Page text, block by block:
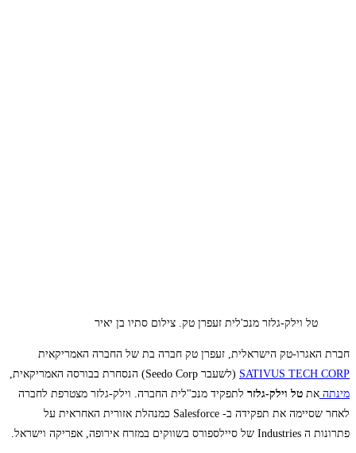
טל וילק-גלזר מנכ'לית זעפרן טק. צילום סתיו בן יאיר
חברת האגרו-טק הישראלית, זעפרן טק חברה בת של החברה האמריקאית
SATIVUS TECH CORP (לשעבר Seedo Corp) הנסחרת בבורסה האמריקאית,
מינתה את טל וילק-גלזר לתפקיד מנכ"לית החברה. וילק-גלזר מצטרפת לחברה
לאחר שסיימה את תפקידה ב- Salesforce כמנהלת אזורית האחראית על
פתרונות ה Industries של סיילספורס בשווקים במזרח אירופה, אפריקה וישראל.